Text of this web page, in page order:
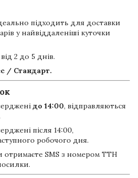
підходить для доставки
у найвіддаленіші куточки
від 2 до 5 днів.
/ Стандарт.
до 14:00, відправляються
після 14:00,
робочого дня.
отримаєте SMS з номером ТТН